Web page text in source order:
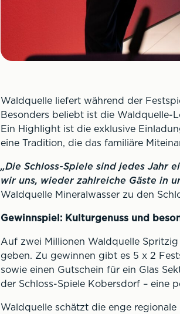
Waldquelle liefert während der
Besonders beliebt ist die Waldquelle-
Ein Highlight ist die exklusive
eine Tradition, die das familiäre
„Die Schloss-Spiele sind jedes Jahr
wir uns, wieder zahlreiche Gäste in
Waldquelle Mineralwasser zu den
Gewinnspiel: Kulturgenuss und
Auf zwei Millionen Waldquelle
geben. Zu gewinnen gibt es 5 x 2
sowie einen Gutschein für ein Glas
der Schloss-Spiele Kobersdorf – eine
Waldquelle schätzt die enge